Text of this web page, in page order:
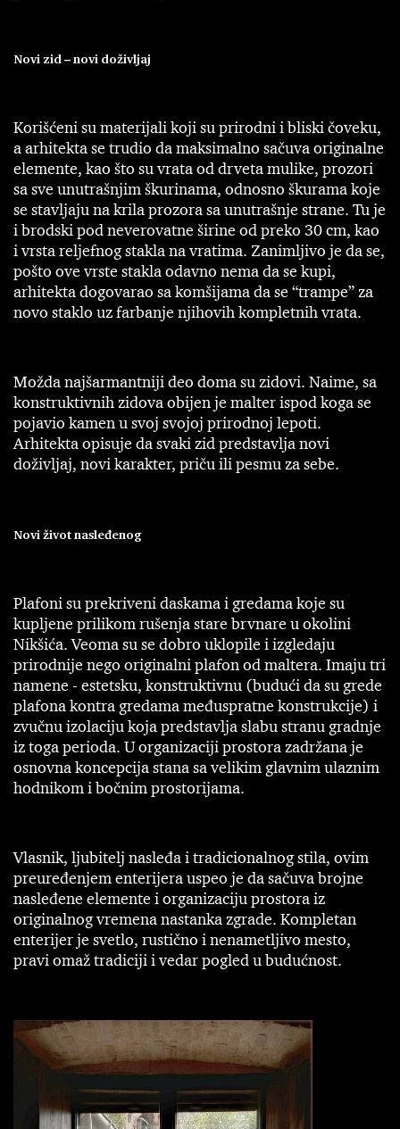
Novi zid – novi doživljaj
Korišćeni su materijali koji su prirodni i bliski čoveku,
a arhitekta se trudio da maksimalno sačuva originalne
elemente, kao što su vrata od drveta mulike, prozori
sa sve unutrašnjim škurinama, odnosno škurama koje
se stavljaju na krila prozora sa unutrašnje strane. Tu je
i brodski pod neverovatne širine od preko 30 cm, kao
i vrsta reljef­nog stakla na vratima. Zanimljivo je da se,
pošto ove vrste stakla odavno nema da se kupi,
arhitekta dogovarao sa komšijama da se “trampe” za
novo staklo uz farbanje njihovih kompletnih vrata.
Možda najšarmantniji deo doma su zidovi. Naime, sa
konstruktivnih zidova obijen je malter ispod koga se
pojavio kamen u svoj svojoj prirodnoj lepoti.
Arhitekta opisuje da svaki zid predstavlja novi
doživljaj, novi karakter, priču ili pesmu za sebe.
Novi život nasleđenog
Plafoni su prekriveni daskama i gredama koje su
kupljene prilikom rušenja stare brvnare u okolini
Nikšića. Veoma su se dobro uklopile i izgledaju
prirodnije nego originalni plafon od maltera. Imaju tri
namene - estetsku, konstruktivnu (budući da su grede
plafona kontra gredama međuspratne konstrukcije) i
zvučnu izolaciju koja predstavlja slabu stranu gradnje
iz toga perioda. U organizaciji prostora zadržana je
osnovna koncepcija stana sa velikim glavnim ulaznim
hodnikom i bočnim prostorijama.
Vlasnik, ljubitelj nasleđa i tradicionalnog stila, ovim
preuređenjem enterijera uspeo je da sačuva brojne
nasleđene elemente i organizaciju prostora iz
originalnog vremena nastanka zgrade. Kompletan
enterijer je svetlo, rustično i nenametljivo mesto,
pravi omaž tradiciji i vedar pogled u budućnost.